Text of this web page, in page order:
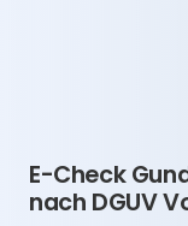
E-Check
nach DGUV